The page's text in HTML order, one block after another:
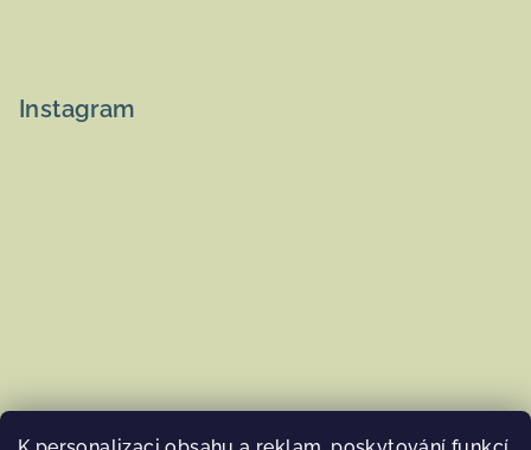
Instagram